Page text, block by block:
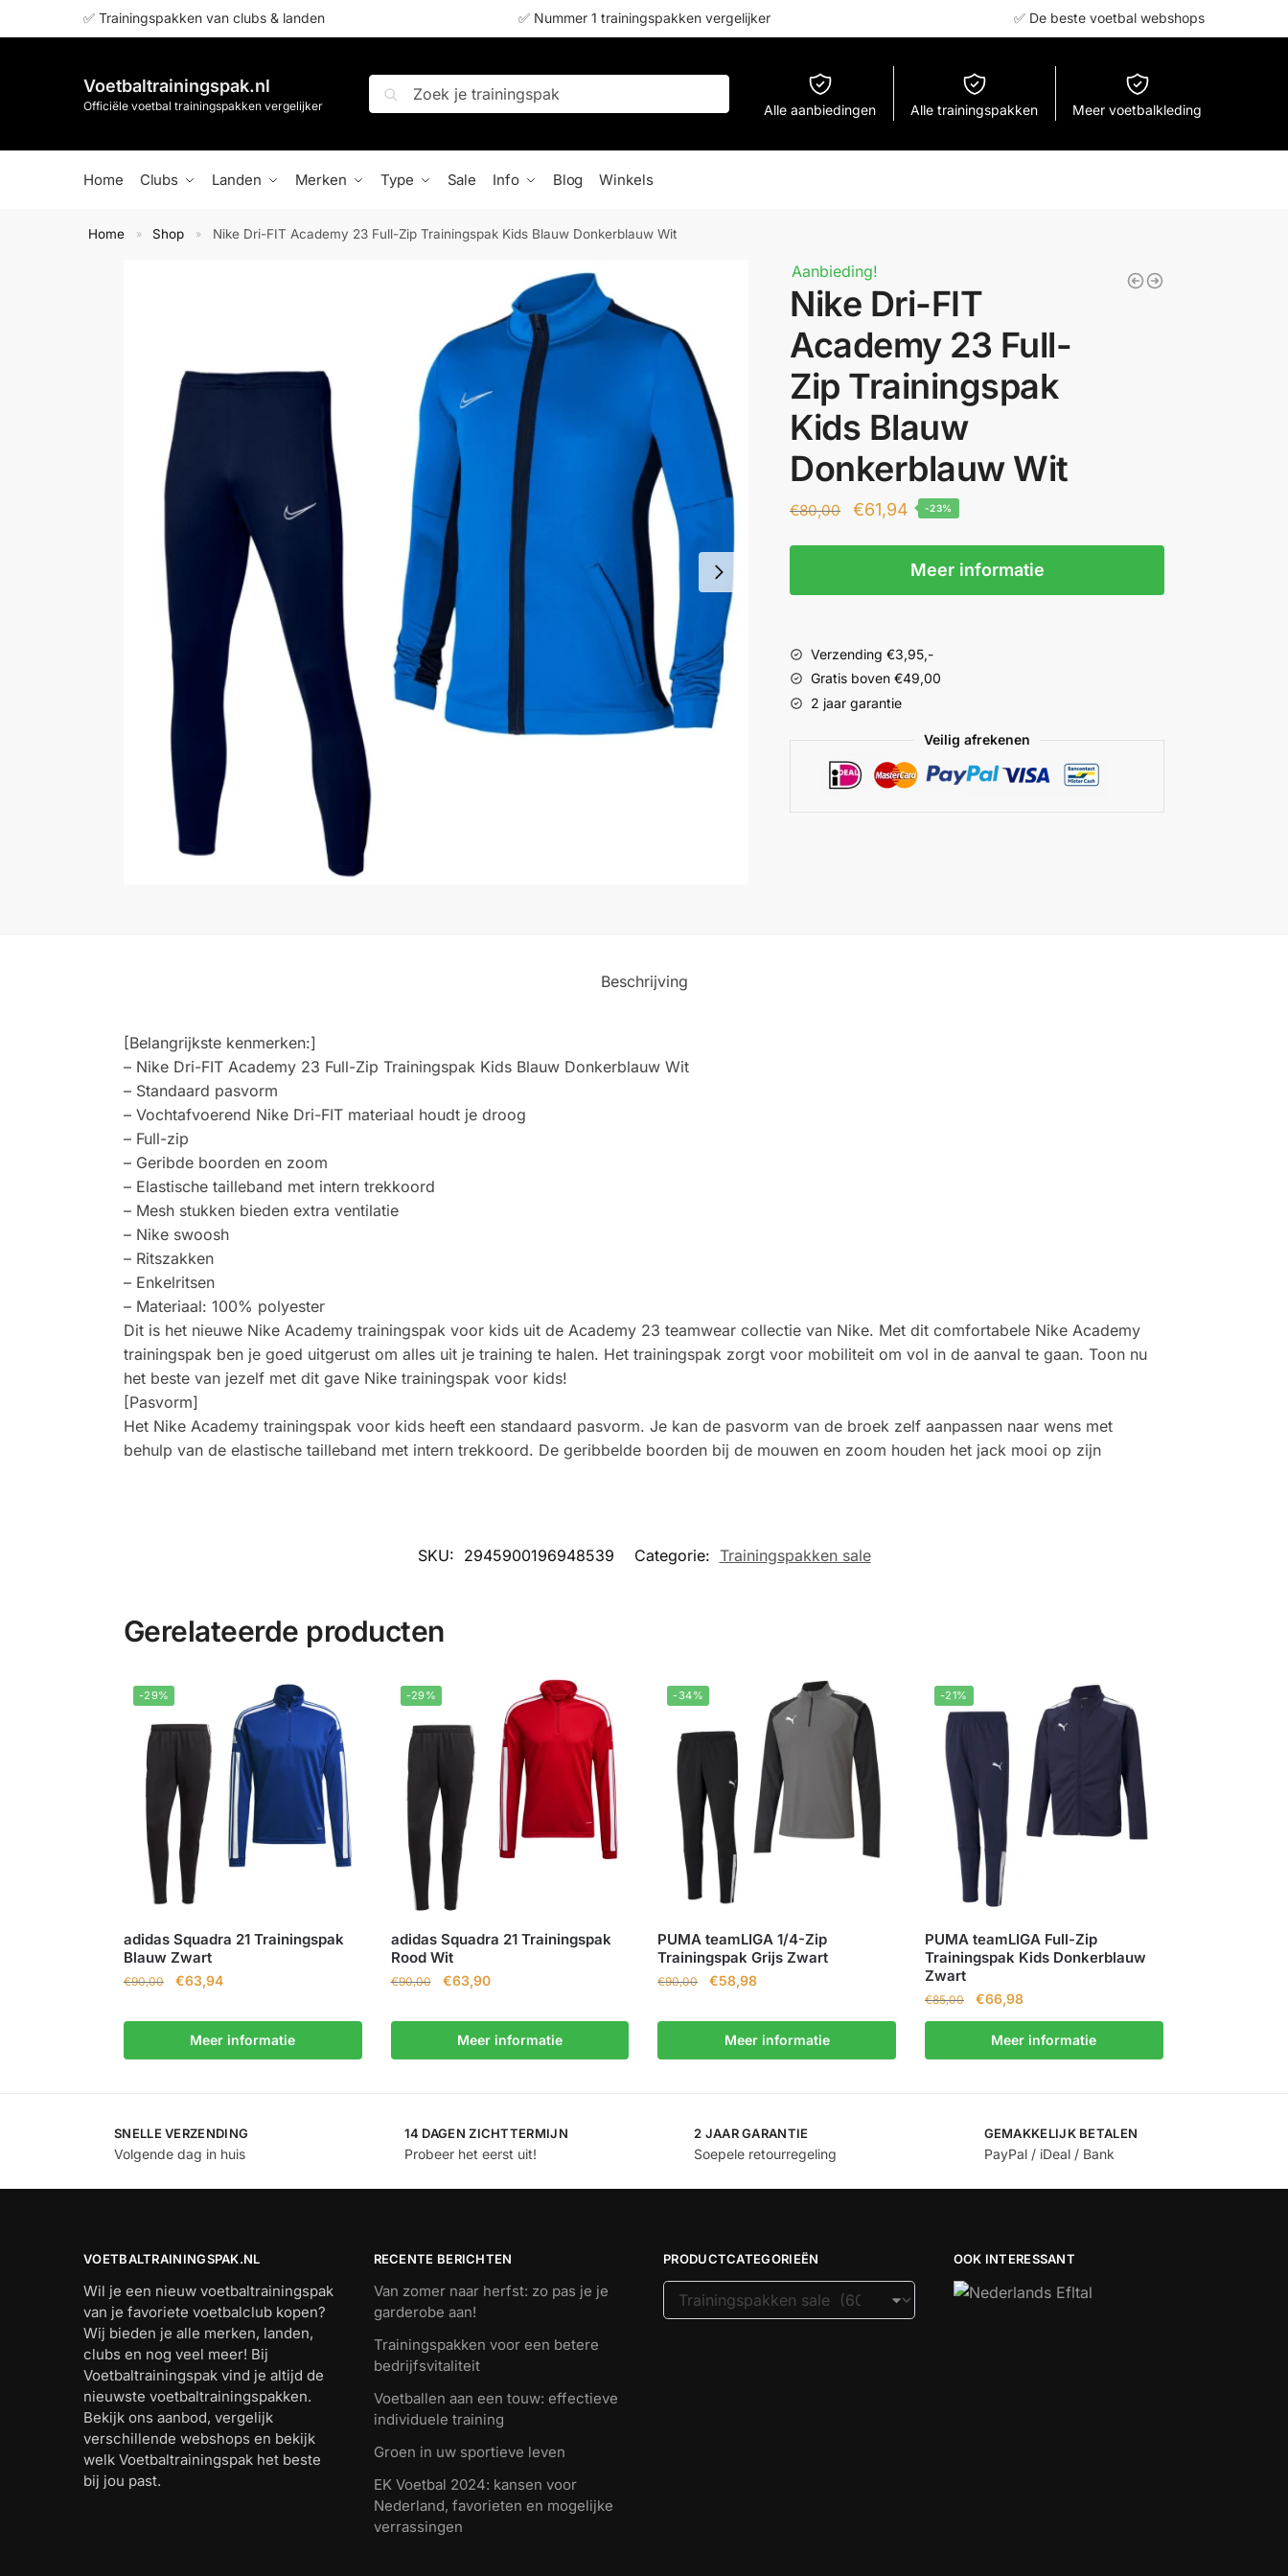
✅ Trainingspakken van clubs & landen ✅ Nummer 1 trainingspakken vergelijker ✅ De beste voetbal webshops
Voetbaltrainingspak.nl
Officiële voetbal trainingspakken vergelijker
Zoeken
Alle aanbiedingen Alle trainingspakken Meer voetbalkleding
Home Clubs Landen Merken Type Sale Info Blog Winkels
Home » Shop » Nike Dri-FIT Academy 23 Full-Zip Trainingspak Kids Blauw Donkerblauw Wit
Aanbieding!
Nike Dri-FIT
Academy 23 Full-
Zip Trainingspak
Kids Blauw
Donkerblauw Wit
€80,00 €61,94 -23%
Meer informatie
Verzending €3,95,-
Gratis boven €49,00
2 jaar garantie
Veilig afrekenen
Beschrijving
[Belangrijkste kenmerken:]
– Nike Dri-FIT Academy 23 Full-Zip Trainingspak Kids Blauw Donkerblauw Wit
– Standaard pasvorm
– Vochtafvoerend Nike Dri-FIT materiaal houdt je droog
– Full-zip
– Geribde boorden en zoom
– Elastische tailleband met intern trekkoord
– Mesh stukken bieden extra ventilatie
– Nike swoosh
– Ritszakken
– Enkelritsen
– Materiaal: 100% polyester
Dit is het nieuwe Nike Academy trainingspak voor kids uit de Academy 23 teamwear collectie van Nike. Met dit comfortabele Nike Academy
trainingspak ben je goed uitgerust om alles uit je training te halen. Het trainingspak zorgt voor mobiliteit om vol in de aanval te gaan. Toon nu
het beste van jezelf met dit gave Nike trainingspak voor kids!
[Pasvorm]
Het Nike Academy trainingspak voor kids heeft een standaard pasvorm. Je kan de pasvorm van de broek zelf aanpassen naar wens met
behulp van de elastische tailleband met intern trekkoord. De geribbelde boorden bij de mouwen en zoom houden het jack mooi op zijn
SKU: 2945900196948539 Categorie: Trainingspakken sale
Gerelateerde producten
-29%
adidas Squadra 21 Trainingspak
Blauw Zwart
€90,00 €63,94
Meer informatie
-29%
adidas Squadra 21 Trainingspak
Rood Wit
€90,00 €63,90
Meer informatie
-34%
PUMA teamLIGA 1/4-Zip
Trainingspak Grijs Zwart
€90,00 €58,98
Meer informatie
-21%
PUMA teamLIGA Full-Zip
Trainingspak Kids Donkerblauw
Zwart
€85,00 €66,98
Meer informatie
SNELLE VERZENDING
Volgende dag in huis
14 DAGEN ZICHTTERMIJN
Probeer het eerst uit!
2 JAAR GARANTIE
Soepele retourregeling
GEMAKKELIJK BETALEN
PayPal / iDeal / Bank
VOETBALTRAININGSPAK.NL
Wil je een nieuw voetbaltrainingspak
van je favoriete voetbalclub kopen?
Wij bieden je alle merken, landen,
clubs en nog veel meer! Bij
Voetbaltrainingspak vind je altijd de
nieuwste voetbaltrainingspakken.
Bekijk ons aanbod, vergelijk
verschillende webshops en bekijk
welk Voetbaltrainingspak het beste
bij jou past.
RECENTE BERICHTEN
Van zomer naar herfst: zo pas je je
garderobe aan!
Trainingspakken voor een betere
bedrijfsvitaliteit
Voetballen aan een touw: effectieve
individuele training
Groen in uw sportieve leven
EK Voetbal 2024: kansen voor
Nederland, favorieten en mogelijke
verrassingen
PRODUCTCATEGORIEËN OOK INTERESSANT